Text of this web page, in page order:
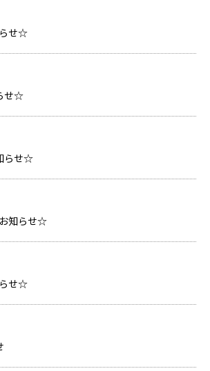
せ☆
せ☆
らせ☆
知らせ☆
せ☆